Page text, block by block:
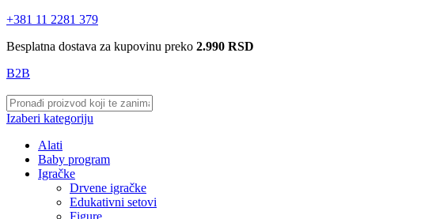
+381 11 2281 379
Besplatna dostava za kupovinu preko 2.990 RSD
B2B
Izaberi kategoriju
Alati
Baby program
Igračke
Drvene igračke
Edukativni setovi
Figure